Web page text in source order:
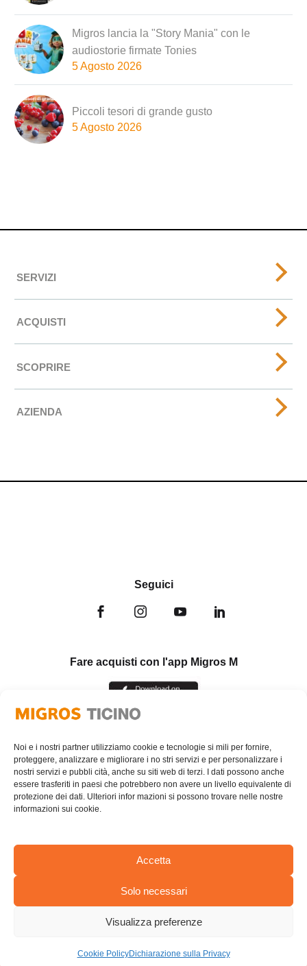
Noi e i nostri partner utilizziamo cookie e tecnologie si mili per fornire,
proteggere, analizzare e migliorare i no stri servizi e per personalizzare i
nostri servizi e pubbli cità, anche su siti web di terzi. I dati possono anche
essere trasferiti in paesi che potrebbero non avere un livello equivalente di
protezione dei dati. Ulteriori infor mazioni si possono trovare nelle nostre
informazioni sui cookie.
Accetta
Solo necessari
Visualizza preferenze
Cookie PolicyDichiarazione sulla Privacy
Migros lancia la "Story Mania" con le
audiostorie firmate Tonies
5 Agosto 2026
Piccoli tesori di grande gusto
5 Agosto 2026
SERVIZI
ACQUISTI
SCOPRIRE
AZIENDA
Seguici
Fare acquisti con l'app Migros M
AREA RISERVATA
© Cooperativa Migros Ticino